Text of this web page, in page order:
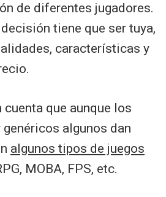
de diferentes jugadores.
tiene que ser tuya,
características y
cuenta que aunque los
algunos dan
algunos tipos de juegos
MOBA, FPS, etc.